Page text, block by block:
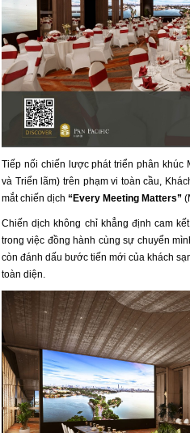
Tiếp nối chiến lược phát triển phân khúc
và Triển lãm) trên phạm vi toàn cầu,
mắt chiến dịch “Every Meeting Matters”
Chiến dịch không chỉ khẳng định cam
trong việc đồng hành cùng sự chuyển
còn đánh dấu bước tiến mới của khách
toàn diện.